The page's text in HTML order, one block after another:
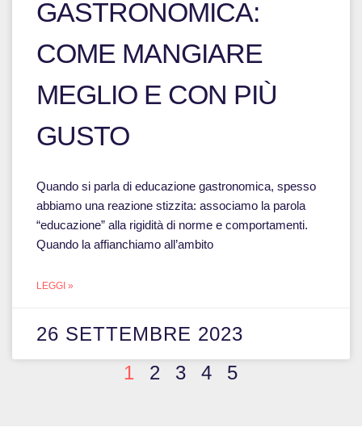
GASTRONOMICA:
COME MANGIARE
MEGLIO E CON PIÙ
GUSTO
Quando si parla di educazione gastronomica, spesso
abbiamo una reazione stizzita: associamo la parola
“educazione” alla rigidità di norme e comportamenti.
Quando la affianchiamo all’ambito
LEGGI »
26 SETTEMBRE 2023
1
2 3 4 5